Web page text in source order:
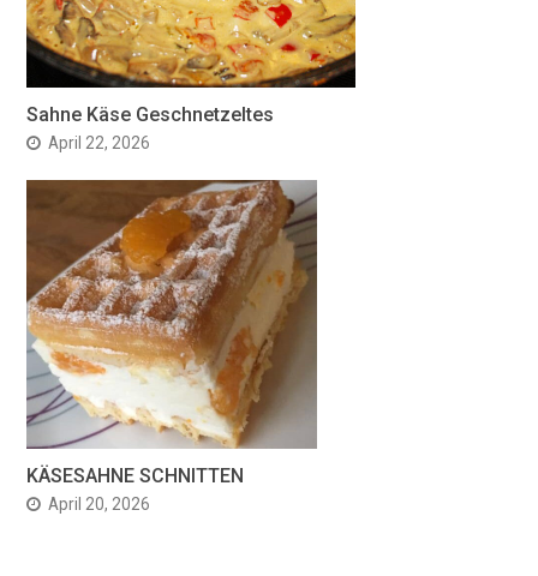
Sahne Käse Geschnetzeltes
April 22, 2026
KÄSESAHNE SCHNITTEN
April 20, 2026